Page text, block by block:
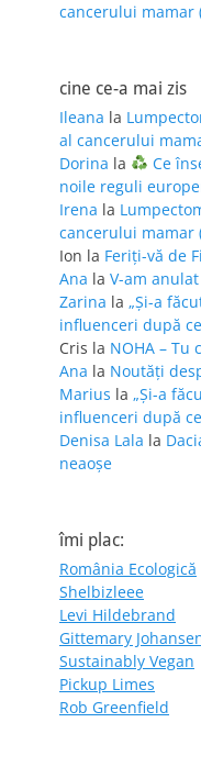
cancerului mamar
cine ce-a mai zis
Ileana la
al cancerului
Dorina la
Ce
noile reguli
Irena la
cancerului mamar
Ion la Feriţi-vă de
Ana la V-am
Zarina la „Și-a
influenceri după
Cris la NOHA – Tu
Ana la Noutăți
Marius la „Și-a
influenceri după
Denisa Lala la
neaoșe
îmi plac:
România Ecologică
Shelbizleee
Levi Hildebrand
Gittemary
Sustainably Vegan
Pickup Limes
Rob Greenfield